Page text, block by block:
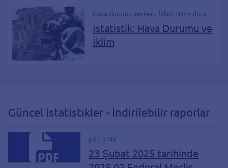
Hava durumu verileri, İklim, Hava durumu
gözlemi, Yıllık değerler, Aylık değerler,
Arazi Kullanımı
İstatistik: Hava Durumu ve
İklim
Güncel istatistikler - İndirilebilir raporlar
pdf, 3 MB
23 Şubat 2025 tarihinde